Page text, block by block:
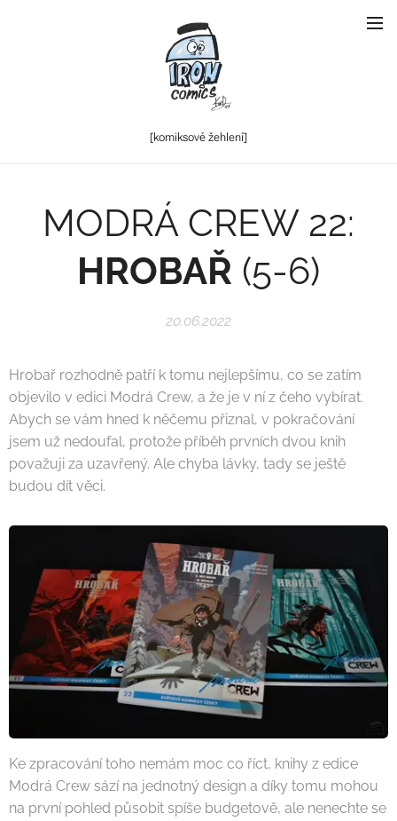
[komiksové žehlení]
MODRÁ CREW 22:
HROBAŘ (5-6)
20.06.2022
Hrobař rozhodně patří k tomu nejlepšímu, co se zatím
objevilo v edici Modrá Crew, a že je v ní z čeho vybírat.
Abych se vám hned k něčemu přiznal, v pokračování
jsem už nedoufal, protože příběh prvních dvou knih
považuji za uzavřený. Ale chyba lávky, tady se ještě
budou dít věci.
Ke zpracování toho nemám moc co říct, knihy z edice
Modrá Crew sází na jednotný design a díky tomu mohou
na první pohled působit spíše budgetově, ale nenechte se